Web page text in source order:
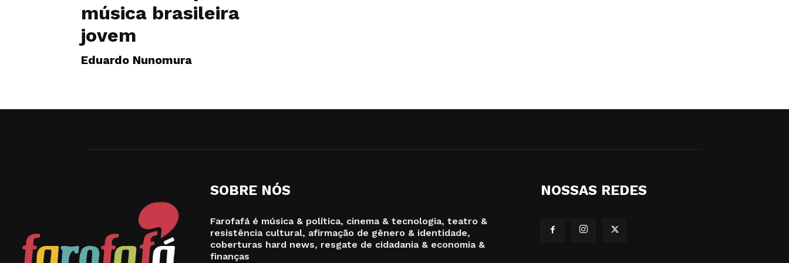
música brasileira
jovem
Eduardo Nunomura
SOBRE NÓS
Farofafá é música & política, cinema & tecnologia, teatro &
resistência cultural, afirmação de gênero & identidade,
coberturas hard news, resgate de cidadania & economia &
finanças
NOSSAS REDES